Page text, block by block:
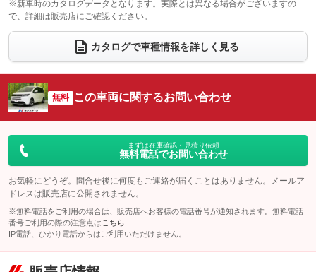
ウォークスルー
：装備あり
電動リアゲート フロントカメラ
：装備なし
：装備なし ：装備なし
サイドカメラ
：装備なし ルーフレール
：装備なし
：装備なし
：装備なし
※新車時のカタログデータとなります。実際とは異なる場合がございますの
で、詳細は販売店にご確認ください。
カタログで車種情報を詳しく見る
無料 この車両に関するお問い合わせ
まずは在庫確認・見積り依頼
無料電話でお問い合わせ
お気軽にどうぞ。問合せ後に何度もご連絡が届くことはありません。メールア
ドレスは販売店に公開されません。
※無料電話をご利用の場合は、販売店へお客様の電話番号が通知されます。無料電話
番号ご利用の際の注意点は こちら
IP電話、ひかり電話からはご利用いただけません。